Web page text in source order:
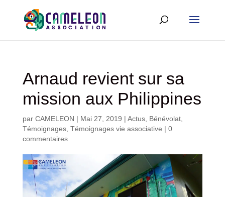
Arnaud revient sur sa
mission aux Philippines
par CAMELEON | Mai 27, 2019 | Actus, Bénévolat,
Témoignages, Témoignages vie associative | 0
commentaires